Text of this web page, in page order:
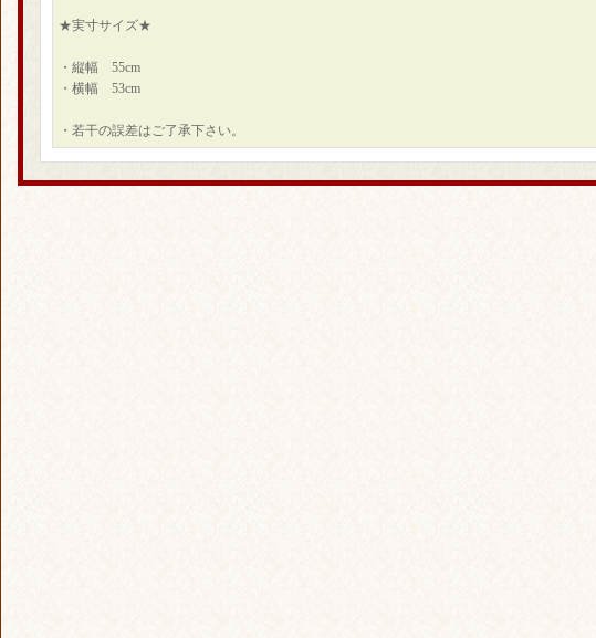
★実寸サイズ★
・縦幅 55cm
・横幅 53cm
・若干の誤差はご了承下さい。